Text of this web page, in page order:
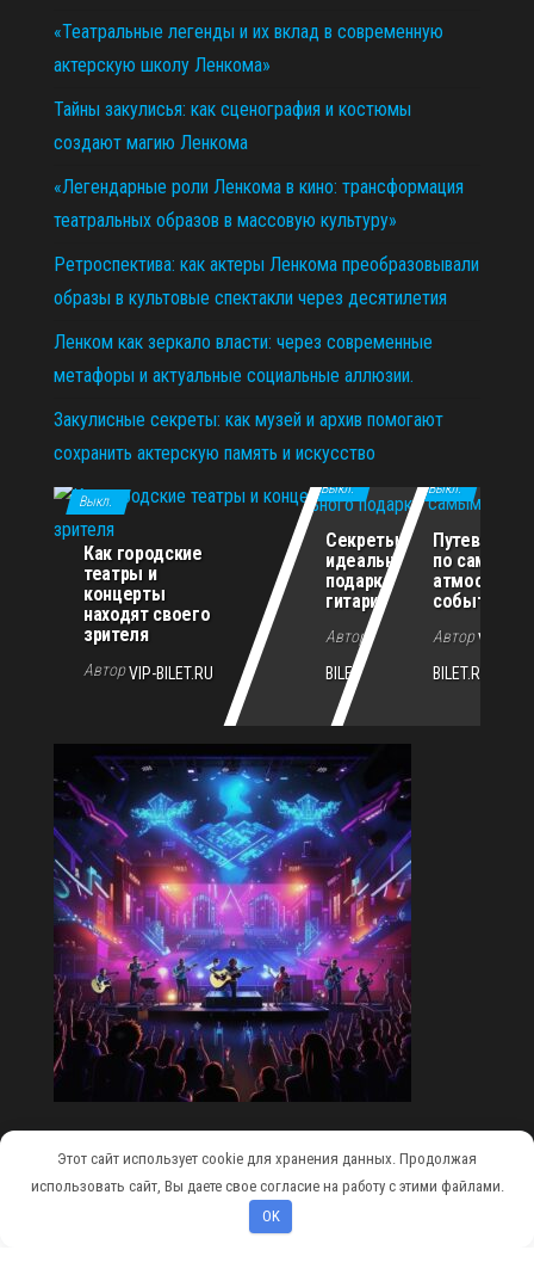
«Театральные легенды и их вклад в современную
актерскую школу Ленкома»
Тайны закулисья: как сценография и костюмы
создают магию Ленкома
«Легендарные роли Ленкома в кино: трансформация
театральных образов в массовую культуру»
Ретроспектива: как актеры Ленкома преобразовывали
образы в культовые спектакли через десятилетия
Ленком как зеркало власти: через современные
метафоры и актуальные социальные аллюзии.
Закулисные секреты: как музей и архив помогают
сохранить актерскую память и искусство
02.07.2026
Выкл.
Как городские
театры и
концерты
находят своего
зрителя
АвторVIP-BILET.RU
11.12.2025
Выкл.
Секреты
идеального
подарка для
гитариста
Автор VIP-
BILET.RU
Выкл.
по самым
событиям
АвторVIP-
BILET.RU
Сайт работает наWordPress |Тема:Envo Magazine
Этот сайт использует cookie для хранения данных. Продолжая
использовать сайт, Вы даете свое согласие на работу с этими файлами.
OK